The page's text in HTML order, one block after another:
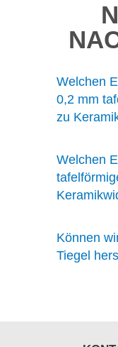
Welchen
0,2 mm
zu
Welchen
Können
Tiegel